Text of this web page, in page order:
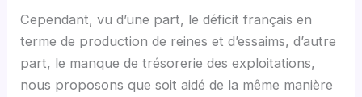
Cependant, vu d’une part, le déficit français en
terme de production de reines et d’essaims, d’autre
part, le manque de trésorerie des exploitations,
nous proposons que soit aidé de la même manière